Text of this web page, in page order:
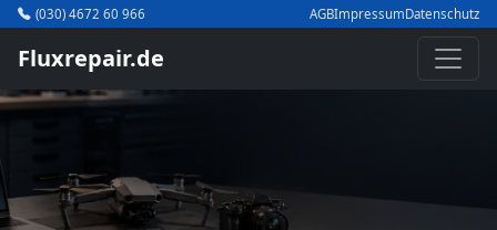
(030) 4672 60 966 AGBImpressumDatenschutz
Fluxrepair.de